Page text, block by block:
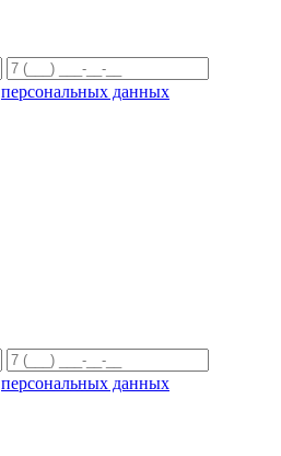
персональных данных
персональных данных